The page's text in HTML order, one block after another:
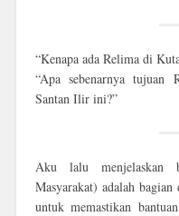
“Kenapa ada Relima di
“Apa sebenarnya tujuan
Santan Ilir ini?”
Aku lalu menjelaskan
Masyarakat) adalah bagian
untuk memastikan